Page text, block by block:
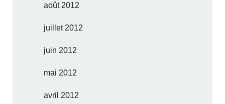
août 2012
juillet 2012
juin 2012
mai 2012
avril 2012